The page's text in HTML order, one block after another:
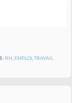
: RH EMPLOI ,TRAVAIL